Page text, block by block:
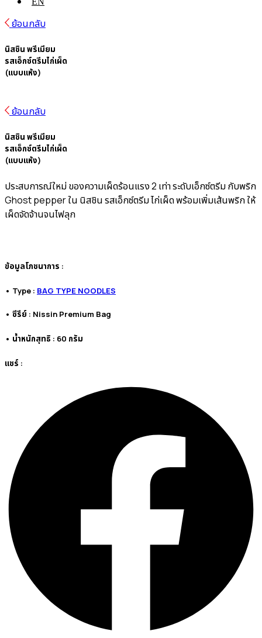
ย้อนกลับ
นิสชิน พรีเมียม
รสเอ็กซ์ตรีมไก่เผ็ด
(แบบแห้ง)
ย้อนกลับ
นิสชิน พรีเมียม
รสเอ็กซ์ตรีมไก่เผ็ด
(แบบแห้ง)
ประสบการณ์ใหม่ ของความเผ็ดร้อนแรง 2 เท่า ระดับเอ็กซ์ตรีม กับพริก
Ghost pepper ใน นิสชิน รสเอ็กซ์ตรีม ไก่เผ็ด พร้อมเพิ่มเส้นพริก ให้
เผ็ดจัดจ้านจนไฟลุก
ข้อมูลโภชนาการ :
• Type : BAG TYPE NOODLES
• ซีรีย์ : Nissin Premium Bag
• น้ำหนักสุทธิ : 60 กรัม
แชร์ :